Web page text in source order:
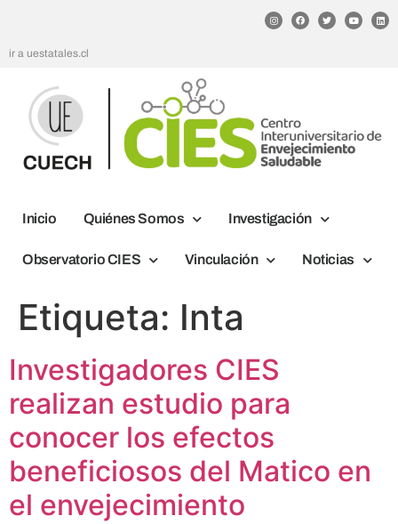
ir a uestatales.cl
Inicio Quiénes Somos Investigación
Observatorio CIES Vinculación Noticias
Etiqueta: Inta
Investigadores CIES
realizan estudio para
conocer los efectos
beneficiosos del Matico en
el envejecimiento